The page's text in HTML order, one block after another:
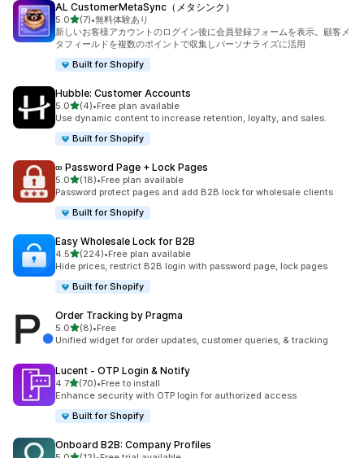
AL CustomerMetaSync（メタシンク）
5.05つ星中
(7)
合計レビュー数：7件
•無料体験あり
新しいお客様アカウントのログイン後に会員登録フォームを表示。顧客メ
タフィールドを複数のポイントで収集しパーソナライズに活用
Built for Shopify
Hubble: Customer Accounts
5.05つ星中
(4)
合計レビュー数：4件
•Free plan available
Use dynamic content to increase retention, loyalty, and sales.
Built for Shopify
∞ Password Page + Lock Pages
5.05つ星中
(18)
合計レビュー数：18件
•Free plan available
Password protect pages and add B2B lock for wholesale clients
Built for Shopify
Easy Wholesale Lock for B2B
4.55つ星中
(224)
合計レビュー数：224件
•Free plan available
Hide prices, restrict B2B login with password page, lock pages
Built for Shopify
Order Tracking by Pragma
5.05つ星中
(8)
合計レビュー数：8件
•Free
Unified widget for order updates, customer queries, & tracking
Lucent ‑ OTP Login & Notify
4.75つ星中
(70)
合計レビュー数：70件
•Free to install
Enhance security with OTP login for authorized access
Built for Shopify
Onboard B2B: Company Profiles